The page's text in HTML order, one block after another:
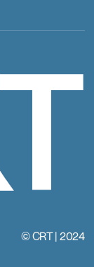
© CRT | 2024